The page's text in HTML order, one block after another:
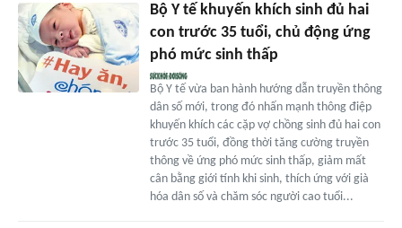
Bộ Y tế khuyến khích sinh đủ hai
con trước 35 tuổi, chủ động ứng
phó mức sinh thấp
Bộ Y tế vừa ban hành hướng dẫn truyền thông
dân số mới, trong đó nhấn mạnh thông điệp
khuyến khích các cặp vợ chồng sinh đủ hai con
trước 35 tuổi, đồng thời tăng cường truyền
thông về ứng phó mức sinh thấp, giảm mất
cân bằng giới tính khi sinh, thích ứng với già
hóa dân số và chăm sóc người cao tuổi...